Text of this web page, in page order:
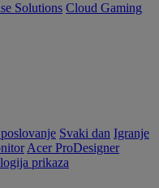
Solutions Cloud Gaming
Svaki dan Igranje
Acer ProDesigner
prikaza